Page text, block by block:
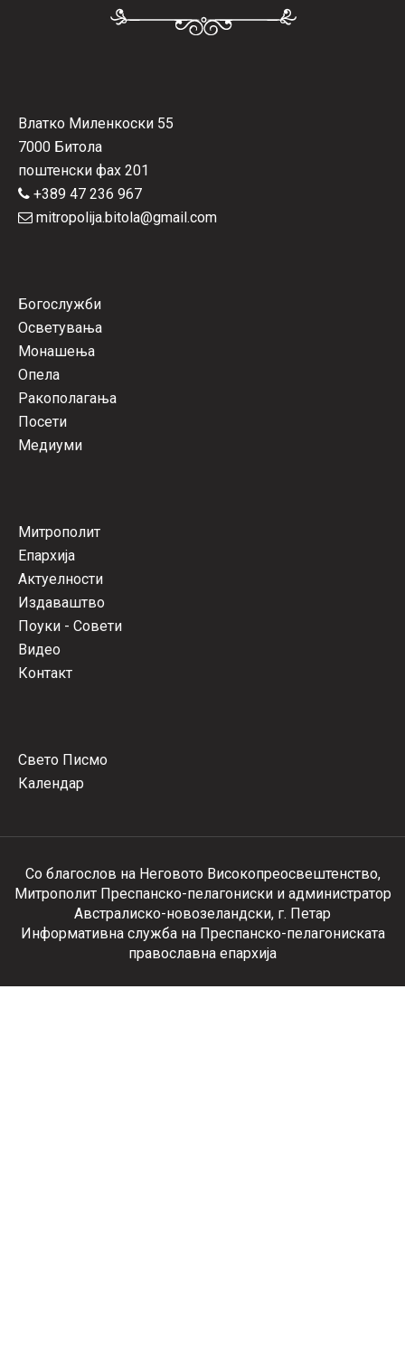
Влатко Миленкоски 55
7000 Битола
поштенски фах 201
+389 47 236 967
mitropolija.bitola@gmail.com
Богослужби
Осветувања
Монашења
Опела
Ракополагања
Посети
Медиуми
Митрополит
Епархија
Актуелности
Издаваштво
Поуки - Совети
Видео
Контакт
Свето Писмо
Календар
Со благослов на Неговото Високопреосвештенство,
Митрополит Преспанско-пелагониски и администратор
Австралиско-новозеландски, г. Петар
Информативна служба на Преспанско-пелагониската
православна епархија